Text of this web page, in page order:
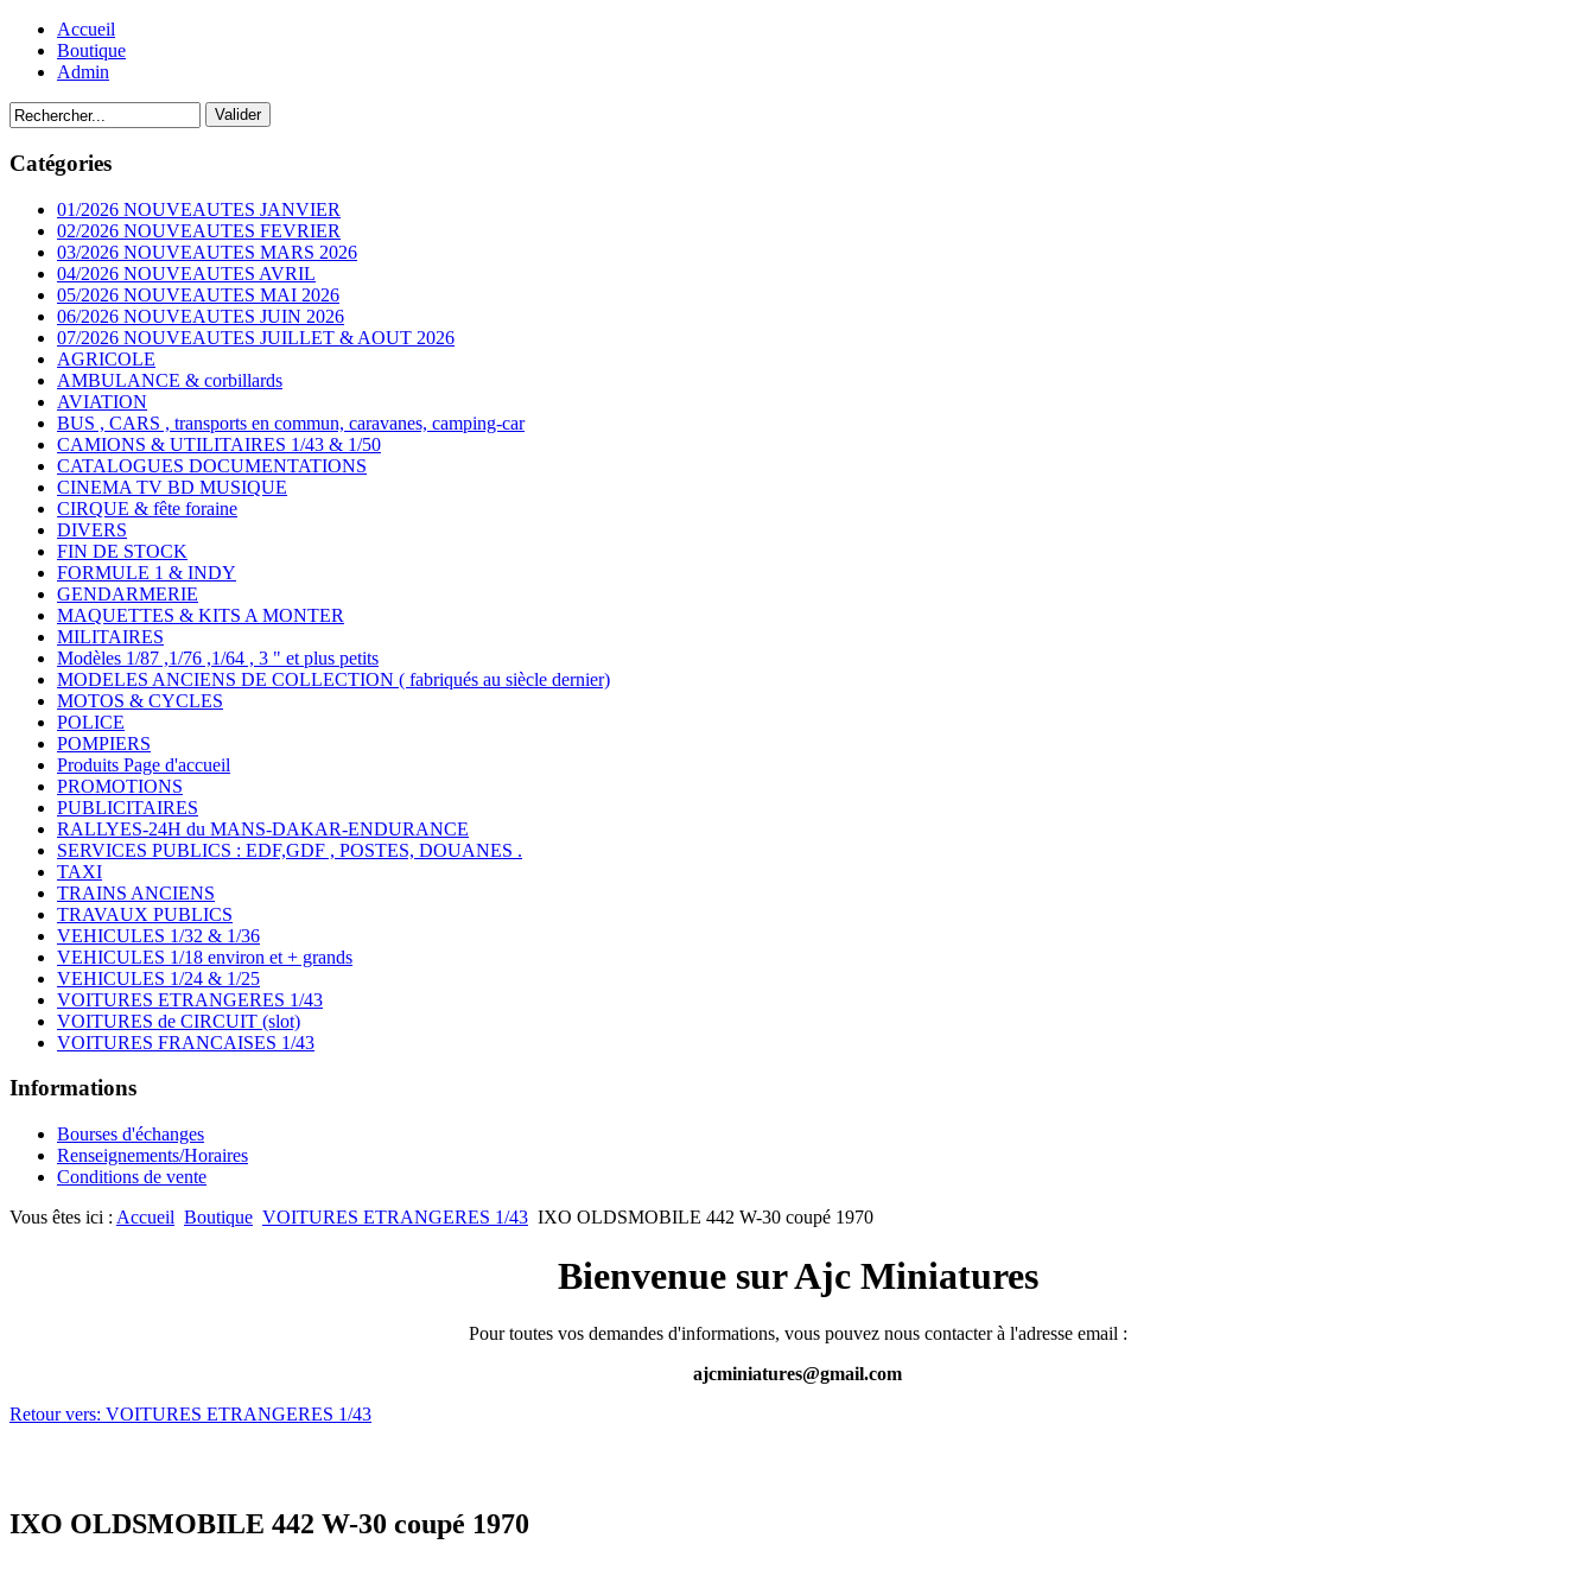
Accueil
Boutique
Admin
Catégories
01/2026 NOUVEAUTES JANVIER
02/2026 NOUVEAUTES FEVRIER
03/2026 NOUVEAUTES MARS 2026
04/2026 NOUVEAUTES AVRIL
05/2026 NOUVEAUTES MAI 2026
06/2026 NOUVEAUTES JUIN 2026
07/2026 NOUVEAUTES JUILLET & AOUT 2026
AGRICOLE
AMBULANCE & corbillards
AVIATION
BUS , CARS , transports en commun, caravanes, camping-car
CAMIONS & UTILITAIRES 1/43 & 1/50
CATALOGUES DOCUMENTATIONS
CINEMA TV BD MUSIQUE
CIRQUE & fête foraine
DIVERS
FIN DE STOCK
FORMULE 1 & INDY
GENDARMERIE
MAQUETTES & KITS A MONTER
MILITAIRES
Modèles 1/87 ,1/76 ,1/64 , 3 " et plus petits
MODELES ANCIENS DE COLLECTION ( fabriqués au siècle dernier)
MOTOS & CYCLES
POLICE
POMPIERS
Produits Page d'accueil
PROMOTIONS
PUBLICITAIRES
RALLYES-24H du MANS-DAKAR-ENDURANCE
SERVICES PUBLICS : EDF,GDF , POSTES, DOUANES .
TAXI
TRAINS ANCIENS
TRAVAUX PUBLICS
VEHICULES 1/32 & 1/36
VEHICULES 1/18 environ et + grands
VEHICULES 1/24 & 1/25
VOITURES ETRANGERES 1/43
VOITURES de CIRCUIT (slot)
VOITURES FRANCAISES 1/43
Informations
Bourses d'échanges
Renseignements/Horaires
Conditions de vente
Vous êtes ici : Accueil Boutique VOITURES ETRANGERES 1/43 IXO OLDSMOBILE 442 W-30 coupé 1970
Bienvenue sur Ajc Miniatures
Pour toutes vos demandes d'informations, vous pouvez nous contacter à l'adresse email :
ajcminiatures@gmail.com
Retour vers: VOITURES ETRANGERES 1/43
IXO OLDSMOBILE 442 W-30 coupé 1970